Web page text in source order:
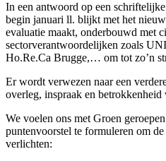
In een antwoord op een
begin januari ll. blijkt met het
evaluatie maakt, onderbouwd met
sectorverantwoordelijken zoals
Ho.Re.Ca Brugge,… om tot zo’n
Er wordt verwezen naar een
overleg, inspraak en
We voelen ons met Groen
puntenvoorstel te formuleren om
verlichten: